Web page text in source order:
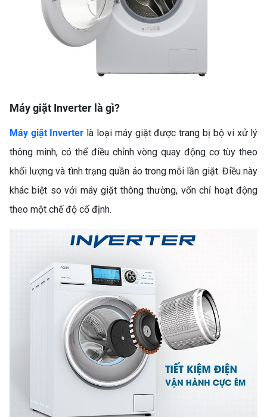
Máy giặt Inverter là gì?
Máy giặt Inverter là loại máy giặt được trang bị bộ vi xử lý
thông minh, có thể điều chỉnh vòng quay động cơ tùy theo
khối lượng và tình trạng quần áo trong mỗi lần giặt. Điều này
khác biệt so với máy giặt thông thường, vốn chỉ hoạt động
theo một chế độ cố định.